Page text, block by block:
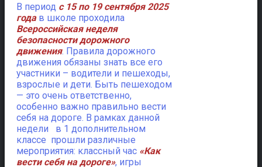
В период с 15 по 19 сентября 2025
годав школе проходила
Всероссийская неделя
безопасности дорожного
движения. Правила дорожного
движения обязаны знать все его
участники – водители и пешеходы,
взрослые и дети. Быть пешеходом
— это очень ответственно,
особенно важно правильно вести
себя на дороге. В рамках данной
недели в 1 дополнительном
классе прошли различные
мероприятия: классный час «Как
вести себя на дороге», игры